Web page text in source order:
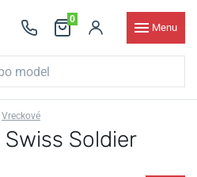
0
Menu
Vreckové
Soldier